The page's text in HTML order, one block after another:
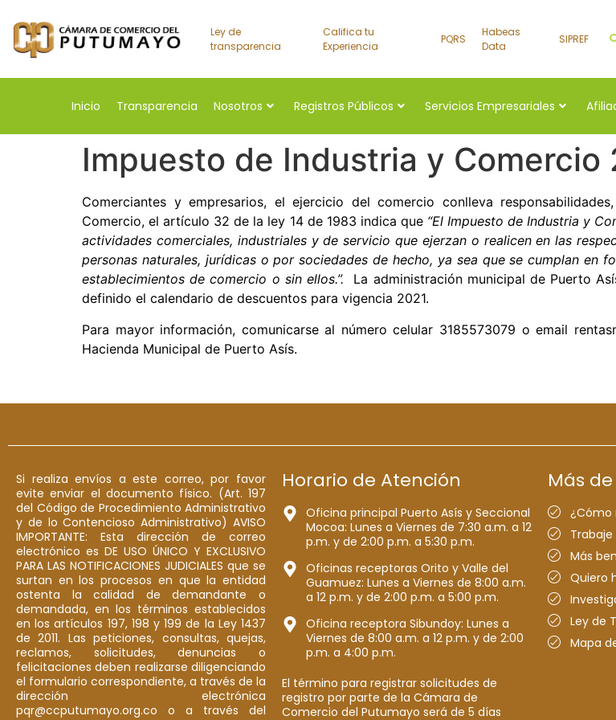
Ley de
transparencia
Califica tu
Experiencia
PQRS
Habeas
Data
SIPREF
Inicio Transparencia Nosotros Registros Públicos Servicios Empresariales
Impuesto de Industria y Comercio
Comerciantes y empresarios, el ejercicio del comercio conlleva
Comercio, el artículo 32 de la ley 14 de 1983 indica que “El Impuesto de Industria y
actividades comerciales, industriales y de servicio que ejerzan o realicen en las
personas naturales, jurídicas o por sociedades de hecho, ya sea que se cumplan en
establecimientos de comercio o sin ellos.”. La administración municipal de Puerto
definido el calendario de descuentos para vigencia 2021.
Para mayor información, comunicarse al número celular 3185573079 o email
Hacienda Municipal de Puerto Asís.
Si realiza envíos a este correo, por favor
evite enviar el documento físico. (Art. 197
del Código de Procedimiento Administrativo
y de lo Contencioso Administrativo) AVISO
IMPORTANTE: Esta dirección de correo
electrónico es DE USO ÚNICO Y EXCLUSIVO
PARA LAS NOTIFICACIONES JUDICIALES que se
surtan en los procesos en que la entidad
ostenta la calidad de demandante o
demandada, en los términos establecidos
en los artículos 197, 198 y 199 de la Ley 1437
de 2011. Las peticiones, consultas, quejas,
reclamos, solicitudes, denuncias o
felicitaciones deben realizarse diligenciando
el formulario correspondiente, a través de la
dirección electrónica
pqr@ccputumayo.org.co o a través del
Horario de Atención
Oficina principal Puerto Asís y Seccional
Mocoa: Lunes a Viernes de 7:30 a.m. a 12
p.m. y de 2:00 p.m. a 5:30 p.m.
Oficinas receptoras Orito y Valle del
Guamuez: Lunes a Viernes de 8:00 a.m.
a 12 p.m. y de 2:00 p.m. a 5:00 p.m.
Oficina receptora Sibundoy: Lunes a
Viernes de 8:00 a.m. a 12 p.m. y de 2:00
p.m. a 4:00 p.m.
El término para registrar solicitudes de
registro por parte de la Cámara de
Comercio del Putumayo será de 5 días
Más
¿Cómo
Más
Quiero
Ley de
Mapa